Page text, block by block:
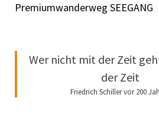
Premiumwanderweg SEEGANG
Wer nicht mit der Zeit
der Zeit
Friedrich Schiller vor 200